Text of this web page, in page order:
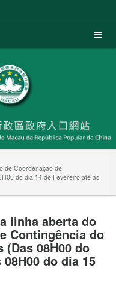
de Coordenação de
do dia 14 de Fevereiro até às
linha aberta do
Contingência do
08H00 do
do dia 15